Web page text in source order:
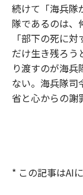
続けて「海兵隊
隊であるのは、
「部下の死に
だけ生き残ろう
り渡すのが海兵
ない。海兵隊司
省と心からの謝
* この記事はAI